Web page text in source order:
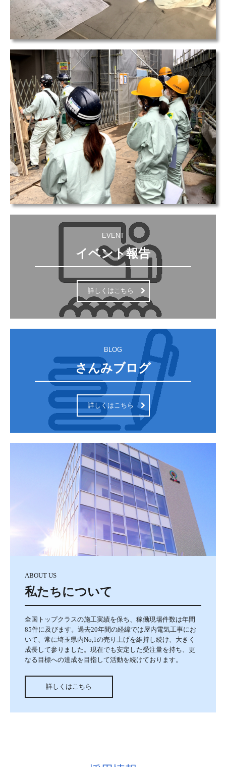
EVENT
イベント報告
詳しくはこちら
BLOG
さんみブログ
詳しくはこちら
ABOUT US
私たちについて
全国トップクラスの施工実績を保ち、稼働現場件数は年間
85件に及びます。過去20年間の経緯では屋内電気工事にお
いて、常に埼玉県内No,1の売り上げを維持し続け、大きく
成長して参りました。現在でも安定した受注量を持ち、更
なる目標への達成を目指して活動を続けております。
詳しくはこちら